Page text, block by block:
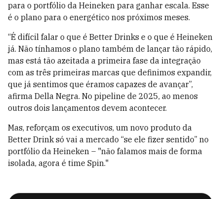
para o portfólio da Heineken para ganhar escala. Esse
é o plano para o energético nos próximos meses.
“É difícil falar o que é Better Drinks e o que é Heineken
já. Não tínhamos o plano também de lançar tão rápido,
mas está tão azeitada a primeira fase da integração
com as três primeiras marcas que definimos expandir,
que já sentimos que éramos capazes de avançar”,
afirma Della Negra. No pipeline de 2025, ao menos
outros dois lançamentos devem acontecer.
Mas, reforçam os executivos, um novo produto da
Better Drink só vai a mercado “se ele fizer sentido” no
portfólio da Heineken – "não falamos mais de forma
isolada, agora é time Spin."